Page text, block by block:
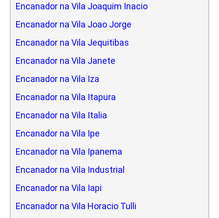
Encanador na Vila Joaquim Inacio
Encanador na Vila Joao Jorge
Encanador na Vila Jequitibas
Encanador na Vila Janete
Encanador na Vila Iza
Encanador na Vila Itapura
Encanador na Vila Italia
Encanador na Vila Ipe
Encanador na Vila Ipanema
Encanador na Vila Industrial
Encanador na Vila Iapi
Encanador na Vila Horacio Tulli